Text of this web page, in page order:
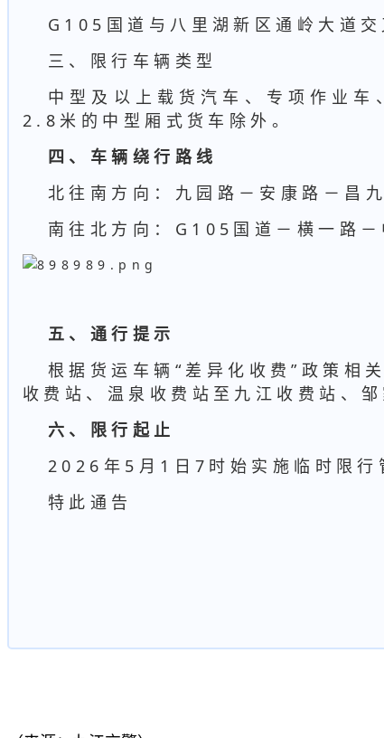
G105国道与八里湖新区通岭大道
三、限行车辆类型
中型及以上载货汽车、专项作业
2.8米的中型厢式货车除外。
四、车辆绕行路线
北往南方向：九园路－安康路－昌九
南往北方向：G105国道－横一路
五、通行提示
根据货运车辆“差异化收费”政策相
收费站、温泉收费站至九江收费站、
六、限行起止
2026年5月1日7时始实施临时限
特此通告